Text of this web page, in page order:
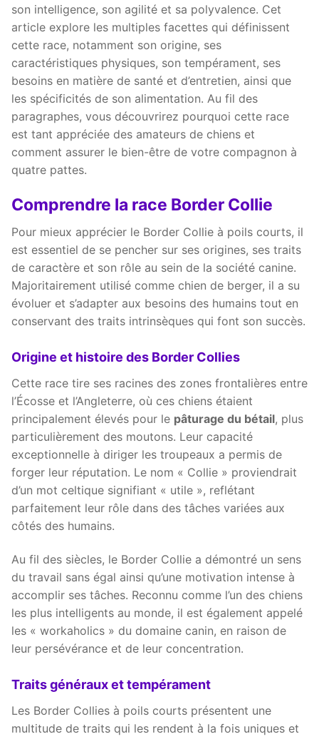
son intelligence, son agilité et sa polyvalence. Cet
article explore les multiples facettes qui définissent
cette race, notamment son origine, ses
caractéristiques physiques, son tempérament, ses
besoins en matière de santé et d’entretien, ainsi que
les spécificités de son alimentation. Au fil des
paragraphes, vous découvrirez pourquoi cette race
est tant appréciée des amateurs de chiens et
comment assurer le bien-être de votre compagnon à
quatre pattes.
Comprendre la race Border Collie
Pour mieux apprécier le Border Collie à poils courts, il
est essentiel de se pencher sur ses origines, ses traits
de caractère et son rôle au sein de la société canine.
Majoritairement utilisé comme chien de berger, il a su
évoluer et s’adapter aux besoins des humains tout en
conservant des traits intrinsèques qui font son succès.
Origine et histoire des Border Collies
Cette race tire ses racines des zones frontalières entre
l’Écosse et l’Angleterre, où ces chiens étaient
principalement élevés pour le pâturage du bétail, plus
particulièrement des moutons. Leur capacité
exceptionnelle à diriger les troupeaux a permis de
forger leur réputation. Le nom « Collie » proviendrait
d’un mot celtique signifiant « utile », reflétant
parfaitement leur rôle dans des tâches variées aux
côtés des humains.
Au fil des siècles, le Border Collie a démontré un sens
du travail sans égal ainsi qu’une motivation intense à
accomplir ses tâches. Reconnu comme l’un des chiens
les plus intelligents au monde, il est également appelé
les « workaholics » du domaine canin, en raison de
leur persévérance et de leur concentration.
Traits généraux et tempérament
Les Border Collies à poils courts présentent une
multitude de traits qui les rendent à la fois uniques et